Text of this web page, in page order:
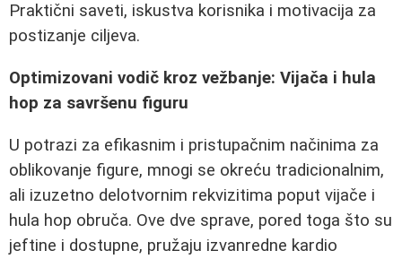
Praktični saveti, iskustva korisnika i motivacija za
postizanje ciljeva.
Optimizovani vodič kroz vežbanje: Vijača i hula
hop za savršenu figuru
U potrazi za efikasnim i pristupačnim načinima za
oblikovanje figure, mnogi se okreću tradicionalnim,
ali izuzetno delotvornim rekvizitima poput vijače i
hula hop obruča. Ove dve sprave, pored toga što su
jeftine i dostupne, pružaju izvanredne kardio